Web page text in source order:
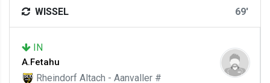
WISSEL 69'
IN
A.Fetahu
Rheindorf Altach - Aanvaller #